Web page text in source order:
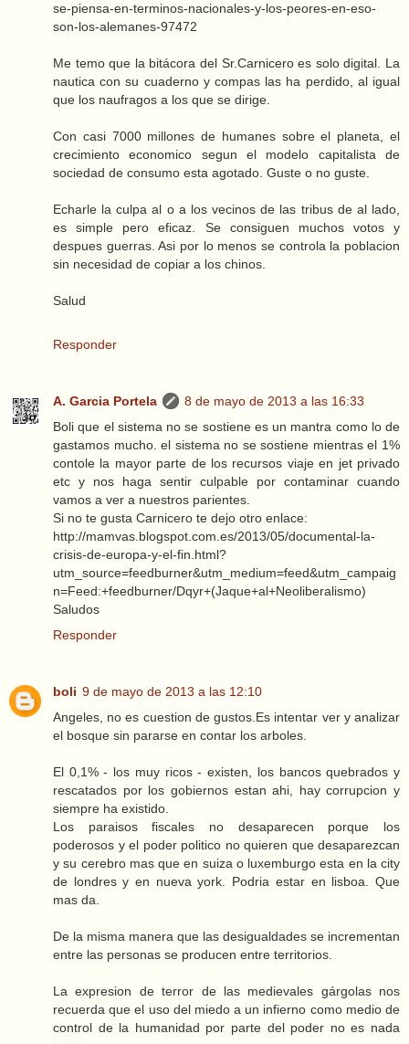
se-piensa-en-terminos-nacionales-y-los-peores-en-eso-
son-los-alemanes-97472
Me temo que la bitácora del Sr.Carnicero es solo digital. La
nautica con su cuaderno y compas las ha perdido, al igual
que los naufragos a los que se dirige.
Con casi 7000 millones de humanes sobre el planeta, el
crecimiento economico segun el modelo capitalista de
sociedad de consumo esta agotado. Guste o no guste.
Echarle la culpa al o a los vecinos de las tribus de al lado,
es simple pero eficaz. Se consiguen muchos votos y
despues guerras. Asi por lo menos se controla la poblacion
sin necesidad de copiar a los chinos.
Salud
Responder
A. Garcia Portela
8 de mayo de 2013 a las 16:33
Boli que el sistema no se sostiene es un mantra como lo de
gastamos mucho. el sistema no se sostiene mientras el 1%
contole la mayor parte de los recursos viaje en jet privado
etc y nos haga sentir culpable por contaminar cuando
vamos a ver a nuestros parientes.
Si no te gusta Carnicero te dejo otro enlace:
http://mamvas.blogspot.com.es/2013/05/documental-la-
crisis-de-europa-y-el-fin.html?
utm_source=feedburner&utm_medium=feed&utm_campaig
n=Feed:+feedburner/Dqyr+(Jaque+al+Neoliberalismo)
Saludos
Responder
boli 9 de mayo de 2013 a las 12:10
Angeles, no es cuestion de gustos.Es intentar ver y analizar
el bosque sin pararse en contar los arboles.
El 0,1% - los muy ricos - existen, los bancos quebrados y
rescatados por los gobiernos estan ahi, hay corrupcion y
siempre ha existido.
Los paraisos fiscales no desaparecen porque los
poderosos y el poder politico no quieren que desaparezcan
y su cerebro mas que en suiza o luxemburgo esta en la city
de londres y en nueva york. Podria estar en lisboa. Que
mas da.
De la misma manera que las desigualdades se incrementan
entre las personas se producen entre territorios.
La expresion de terror de las medievales gárgolas nos
recuerda que el uso del miedo a un infierno como medio de
control de la humanidad por parte del poder no es nada